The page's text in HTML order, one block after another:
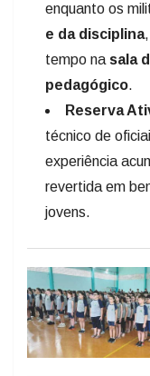
enquanto os
e da disciplina
tempo nasala
pedagógico.
Reserva
técnico de
experiência
revertida em
jovens.